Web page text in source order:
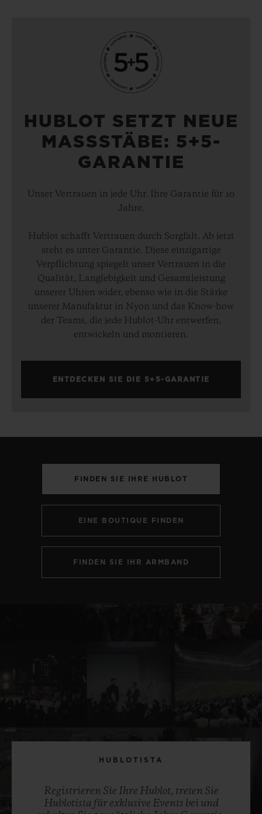
HUBLOT SETZT NEUE
MASSSTÄBE: 5+5-
GARANTIE
Unser Vertrauen in jede Uhr. Ihre Garantie für 10
Jahre.
Hublot schafft Vertrauen durch Sorgfalt. Ab jetzt
steht es unter Garantie. Diese einzigartige
Verpflichtung spiegelt unser Vertrauen in die
Qualität, Langlebigkeit und Gesamtleistung
unserer Uhren wider, ebenso wie in die Stärke
unserer Manufaktur in Nyon und das Know-how
der Teams, die jede Hublot-Uhr entwerfen,
entwickeln und montieren.
ENTDECKEN SIE DIE 5+5-GARANTIE
FINDEN SIE IHRE HUBLOT
EINE BOUTIQUE FINDEN
FINDEN SIE IHR ARMBAND
HUBLOTISTA
Registrieren Sie Ihre Hublot, treten Sie
Hublotista für exklusive Events bei und